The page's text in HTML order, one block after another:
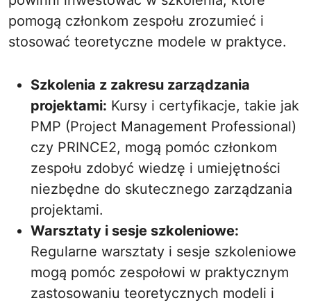
pomogą członkom zespołu zrozumieć i
stosować teoretyczne modele w praktyce.
Szkolenia z zakresu zarządzania
projektami: Kursy i certyfikacje, takie jak
PMP (Project Management Professional)
czy PRINCE2, mogą pomóc członkom
zespołu zdobyć wiedzę i umiejętności
niezbędne do skutecznego zarządzania
projektami.
Warsztaty i sesje szkoleniowe:
Regularne warsztaty i sesje szkoleniowe
mogą pomóc zespołowi w praktycznym
zastosowaniu teoretycznych modeli i